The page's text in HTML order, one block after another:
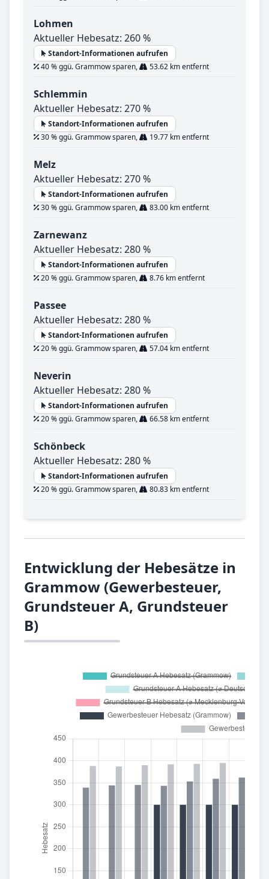
Lohmen
Aktueller Hebesatz: 260 %
Standort-Informationen aufrufen
40 % ggü. Grammow sparen,
53.62 km entfernt
Schlemmin
Aktueller Hebesatz: 270 %
Standort-Informationen aufrufen
30 % ggü. Grammow sparen,
19.77 km entfernt
Melz
Aktueller Hebesatz: 270 %
Standort-Informationen aufrufen
30 % ggü. Grammow sparen,
83.00 km entfernt
Zarnewanz
Aktueller Hebesatz: 280 %
Standort-Informationen aufrufen
20 % ggü. Grammow sparen,
8.76 km entfernt
Passee
Aktueller Hebesatz: 280 %
Standort-Informationen aufrufen
20 % ggü. Grammow sparen,
57.04 km entfernt
Neverin
Aktueller Hebesatz: 280 %
Standort-Informationen aufrufen
20 % ggü. Grammow sparen,
66.58 km entfernt
Schönbeck
Aktueller Hebesatz: 280 %
Standort-Informationen aufrufen
20 % ggü. Grammow sparen,
80.83 km entfernt
Entwicklung der Hebesätze in
Grammow (Gewerbesteuer,
Grundsteuer A, Grundsteuer
B)